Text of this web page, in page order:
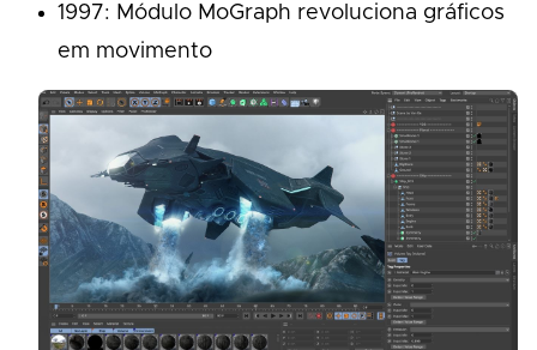
1997: Módulo MoGraph revoluciona gráficos
em movimento